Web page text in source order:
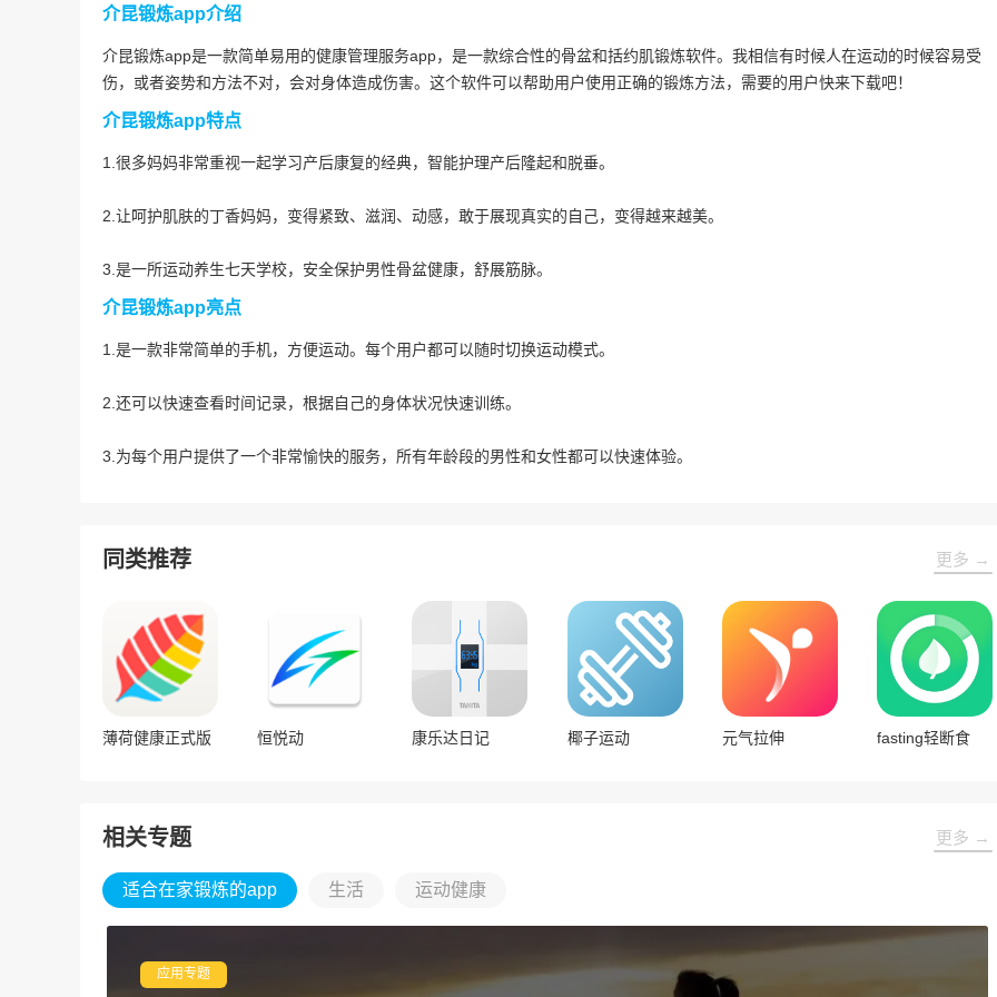
介昆锻炼app介绍
介昆锻炼app是一款简单易用的健康管理服务app，是一款综合性的骨盆和括约肌锻炼软件。我相信有时候人在运动的时候容易受
伤，或者姿势和方法不对，会对身体造成伤害。这个软件可以帮助用户使用正确的锻炼方法，需要的用户快来下载吧！
介昆锻炼app特点
1.很多妈妈非常重视一起学习产后康复的经典，智能护理产后隆起和脱垂。
2.让呵护肌肤的丁香妈妈，变得紧致、滋润、动感，敢于展现真实的自己，变得越来越美。
3.是一所运动养生七天学校，安全保护男性骨盆健康，舒展筋脉。
介昆锻炼app亮点
1.是一款非常简单的手机，方便运动。每个用户都可以随时切换运动模式。
2.还可以快速查看时间记录，根据自己的身体状况快速训练。
3.为每个用户提供了一个非常愉快的服务，所有年龄段的男性和女性都可以快速体验。
同类推荐 更多 →
薄荷健康正式版 恒悦动 康乐达日记 椰子运动 元气拉伸 fasting轻断食
相关专题 更多 →
适合在家锻炼的app 生活 运动健康
应用专题